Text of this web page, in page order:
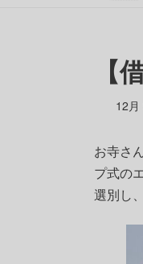
【
12
お寺さ
プ式の
選別し